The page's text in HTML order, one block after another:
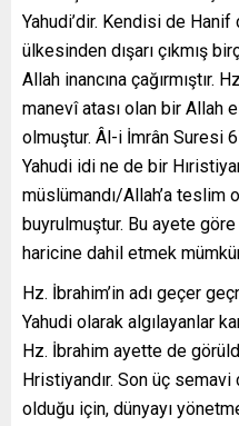
Yahudi’dir. Kendisi de
ülkesinden dışarı çıkmış
Allah inancına çağırmıştır.
manevî atası olan bir Allah
olmuştur. Âl-i İmrân Suresi
Yahudi idi ne de bir
müslümandı/Allah’a teslim
buyrulmuştur. Bu ayete göre
haricine dahil etmek
Hz. İbrahim’in adı geçer
Yahudi olarak algılayanlar
Hz. İbrahim ayette de
Hristiyandır. Son üç
olduğu için, dünyayı